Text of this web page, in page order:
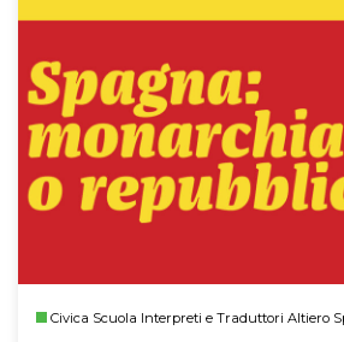
Civica Scuola Interpreti e Traduttori Altiero